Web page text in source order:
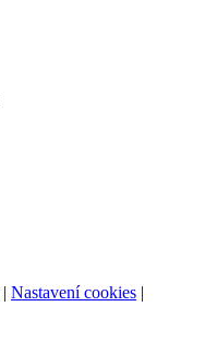
| Nastavení cookies |